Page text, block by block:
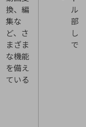
換、編
集な
ど、さ
まざま
な機能
を備え
ている
ル
部
し
で